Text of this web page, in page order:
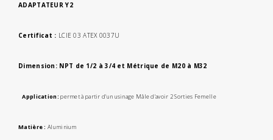
ADAPTATEUR Y2
Certificat : LCIE 03 ATEX 0037U
Dimension: NPT de 1/2 à 3/4 et Métrique de M20 à M32
Application: permet à partir d'un usinage Mâle d'avoir 2 Sorties Femelle
Matière : Aluminium